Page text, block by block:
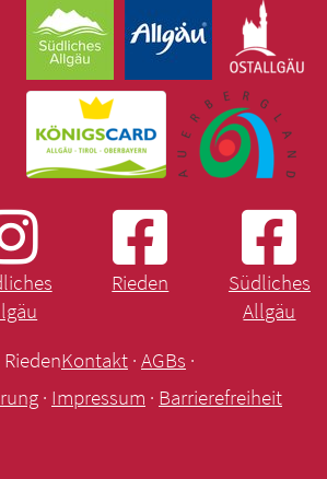
Kontakt · AGBs ·
· Impressum · Barrierefreiheit
Rieden
Südliches
Allgäu